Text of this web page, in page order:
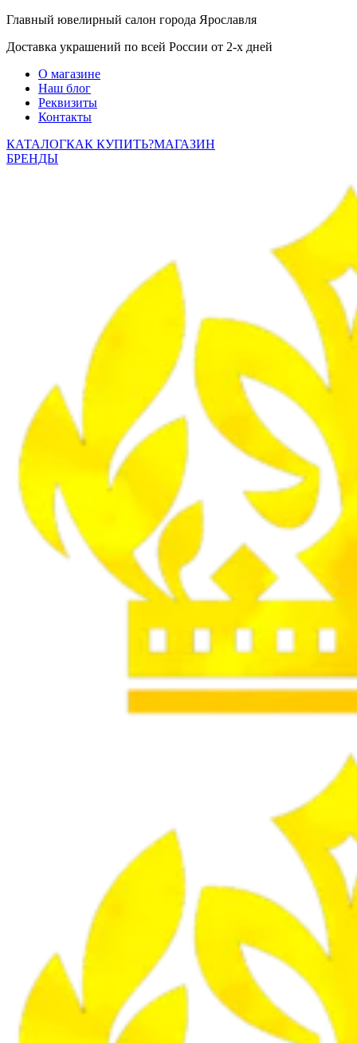
Главный ювелирный салон города Ярославля
Доставка украшений по всей России от 2-х дней
О магазине
Наш блог
Реквизиты
Контакты
КАТАЛОГКАК КУПИТЬ?МАГАЗИН
БРЕНДЫ